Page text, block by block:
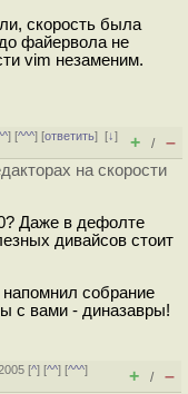
скорость была
файервола не
vim незаменим.
] [^^^] [ответить][↓]
+ / –
на скорости
Даже в дефолте
дивайсов стоит
собрание
с вами - диназавры!
[^] [^^] [^^^]
+ / –